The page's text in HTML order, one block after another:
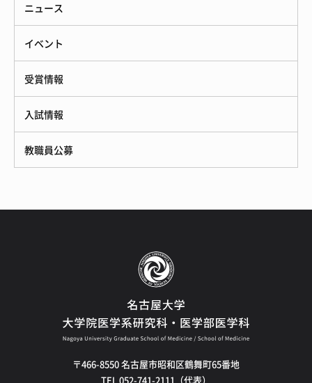
ニュース
イベント
受賞情報
入試情報
教職員公募
〒466-8550 名古屋市昭和区鶴舞町65番地
TEL 052-741-2111（代表）